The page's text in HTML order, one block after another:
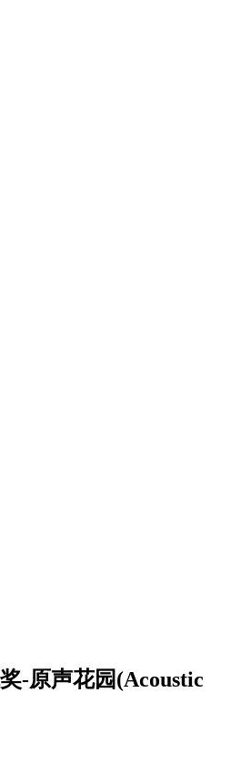
-原声花园(Acoustic